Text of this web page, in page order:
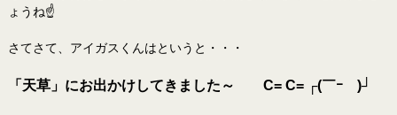
ょうね☝
さてさて、アイガスくんはというと・・・
「天草」にお出かけしてきました～ C= C= ┌(￣ｰ￣)┘